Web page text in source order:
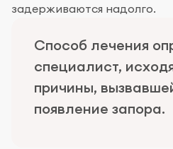
задерживаются надолго.
Способ лечения
специалист,
причины,
появление запора.